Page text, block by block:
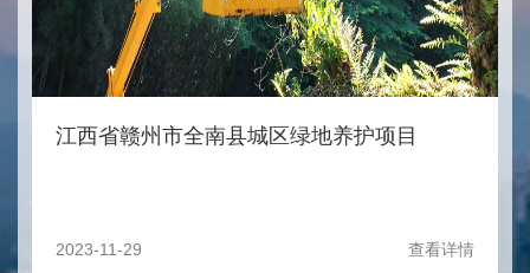
江西省赣州市全南县城区绿地养护项目
2023-11-29 查看详情